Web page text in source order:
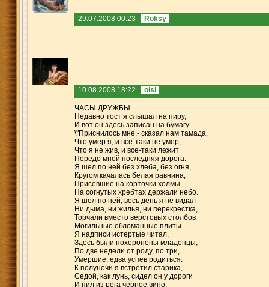
29.07.2008 00:23 Roksy
10.08.2008 18:22 olsi
ЧАСЫ ДРУЖБЫ
Недавно тост я слышал на пиру,
И вот он здесь записан на бумагу.
\"Приснилось мне,- сказал нам тамада,
Что умер я, и все-таки не умер,
Что я не жив, и все-таки лежит
Передо мной последняя дорога.
Я шел по ней без хлеба, без огня,
Кругом качалась белая равнина,
Присевшие на корточки холмы
На согнутых хребтах держали небо.
Я шел по ней, весь день я не видал
Ни дыма, ни жилья, ни перекрестка,
Торчали вместо верстовых столбов
Могильные обломанные плиты -
Я надписи истертые читал,
Здесь были похоронены младенцы,
По две недели от роду, по три,
Умершие, едва успев родиться.
К полуночи я встретил старика,
Седой, как лунь, сидел он у дороги
И пил из рога черное вино,